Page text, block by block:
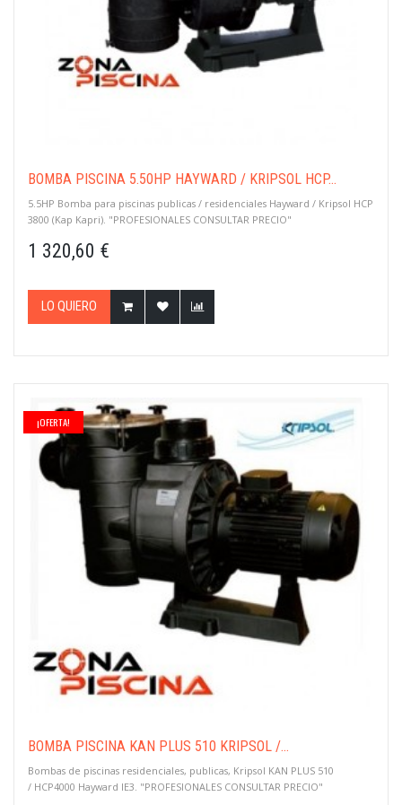
BOMBA PISCINA 5.50HP HAYWARD / KRIPSOL HCP...
5.5HP Bomba para piscinas publicas / residenciales Hayward / Kripsol HCP
3800 (Kap Kapri). "PROFESIONALES CONSULTAR PRECIO"
1 320,60 €
LO QUIERO
¡OFERTA!
BOMBA PISCINA KAN PLUS 510 KRIPSOL /...
Bombas de piscinas residenciales, publicas, Kripsol KAN PLUS 510
/ HCP4000 Hayward IE3. "PROFESIONALES CONSULTAR PRECIO"